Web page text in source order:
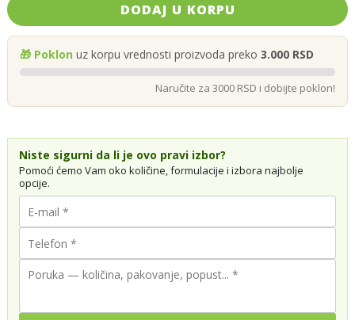
DODAJ U KORPU
🎁 Poklon uz korpu vrednosti proizvoda preko 3.000 RSD
Naručite za 3000 RSD i dobijte poklon!
Niste sigurni da li je ovo pravi izbor?
Pomoći ćemo Vam oko količine, formulacije i izbora najbolje
opcije.